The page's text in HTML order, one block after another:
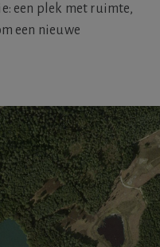
een plek met ruimte,
een nieuwe